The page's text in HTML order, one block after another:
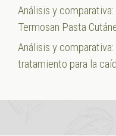
Análisis y
Termosan Pasta
Análisis y
tratamiento para la